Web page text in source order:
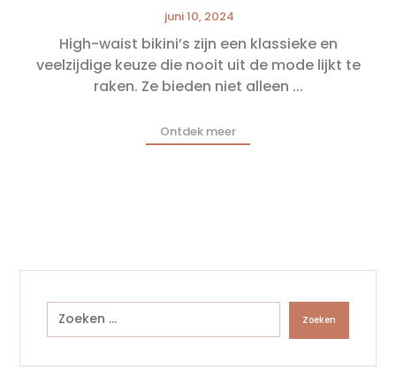
juni 10, 2024
High-waist bikini’s zijn een klassieke en
veelzijdige keuze die nooit uit de mode lijkt te
raken. Ze bieden niet alleen ...
Ontdek meer
Zoeken